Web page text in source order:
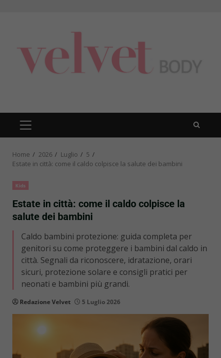
PRIMARY
MENU
Home 2026 Luglio
5
Estate in città: come il caldo colpisce la salute dei bambini
Kids
Estate in città: come il caldo colpisce la
salute dei bambini
Caldo bambini protezione: guida completa per
genitori su come proteggere i bambini dal caldo in
città. Segnali da riconoscere, idratazione, orari
sicuri, protezione solare e consigli pratici per
neonati e bambini più grandi.
Redazione Velvet 5 Luglio 2026